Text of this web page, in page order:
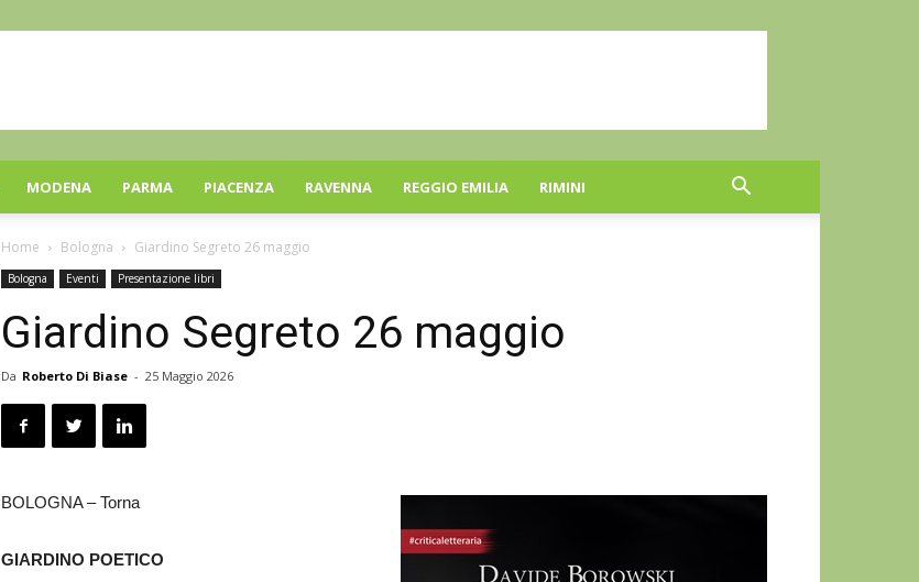
MODENA PARMA PIACENZA RAVENNA REGGIO EMILIA RIMINI
Home Bologna Giardino Segreto 26 maggio
Bologna Eventi Presentazione libri
Giardino Segreto 26 maggio
Da Roberto Di Biase - 25 Maggio 2026
BOLOGNA – Torna
GIARDINO POETICO